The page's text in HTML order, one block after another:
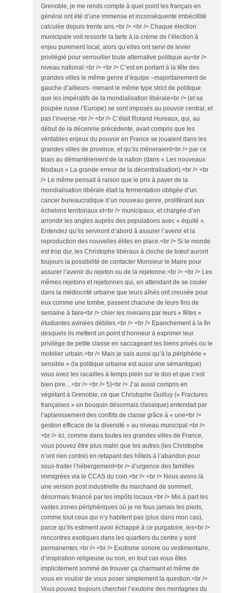
Grenoble, je me rends compte à quel point les français en
général ont été d’une immense et inconséquente imbécillité
calculée depuis trente ans.<br /> <br /> Chaque élection
municipale voit ressortir la tarte à la crème de l’élection à
enjeu purement local, alors qu’elles ont servi de levier
privilégié pour verrouiller toute alternative politique au<br />
niveau national.<br /> <br /> C’est en portant à la tête des
grandes villes le même genre d’équipe –majoritairement de
gauche d’ailleurs- menant le même type strict de politique
que les impératifs de la mondialisation libérale<br /> (et sa
poupée russe l’Europe) se sont imposés au pouvoir central, et
pas l’inverse.<br /> <br /> C’était Roland Hureaux, qui, au
début de la décennie précédente, avait compris que les
véritables enjeux du pouvoir en France se jouaient dans les
grandes villes de province, et qu’ils mèneraient<br /> par ce
biais au démantèlement de la nation (dans « Les nouveaux
féodaux » La grande erreur de la décentralisation).<br /> <br
/> Le même pensait à raison que le prix à payer de la
mondialisation libérale était la fermentation obligée d’un
cancer bureaucratique d’un nouveau genre, proliférant aux
échelons territoriaux et<br /> municipaux, et chargée d’en
arrondir les angles auprès des populations avec « équité ».
Entendez qu’ils serviront d’abord à assurer l’avenir et la
reproduction des nouvelles élites en place.<br /> Si le monde
est trop dur, les Christophe libéraux à cloche de bœuf auront
toujours la possibilité de contacter Monsieur le Maire pour
assurer l’avenir du rejeton ou de la rejetonne.<br /> <br /> Les
mêmes rejetons et rejetonnes qui, en attendant de se couler
dans la médiocrité urbaine que leurs aînés ont creusée pour
eux comme une tombe, passent chacune de leurs fins de
semaine à faire<br /> chier les riverains par leurs « fêtes »
étudiantes avinées débiles.<br /> <br /> Epanchement à la fin
desquels ils mettent un point d’honneur à exprimer leur
privilège de petite classe en saccageant les biens privés ou le
mobilier urbain.<br /> Mais je sais aussi qu’à la périphérie «
sensible » (la politique urbaine est aussi une sémantique)
vous avez les racailles à temps plein sur le dos et que c’est
bien pire…<br /> <br /> 5)<br /> J’ai aussi compris en
végétant à Grenoble, ce que Christophe Guilluy (« Fractures
françaises » un bouquin désormais classique) entendait par
l’aplanissement des conflits de classe grâce à « une<br />
gestion efficace de la diversité » au niveau municipal.<br />
<br /> Ici, comme dans toutes les grandes villes de France,
vous pouvez être plus malin que les autres (les Christophe
n’ont rien contre) en retapant des hôtels à l’abandon pour
sous-traiter l’hébergement<br /> d’urgence des familles
immigrées via le CCAS du coin.<br /> <br /> Nous avons là
une version post industrielle du marchand de sommeil,
désormais financé par les impôts locaux.<br /> Mis à part les
vastes zones périphériques où je ne fous jamais les pieds,
comme tout ceux qui n’y habitent pas (plus dans mon cas),
parce qu’ils estiment avoir échappé à ce purgatoire, les<br />
rencontres exotiques dans les quartiers du centre y sont
permanentes.<br /> <br /> Exotisme sonore ou vestimentaire,
d’inspiration religieuse ou non, en tout cas vous êtes
implicitement sommé de trouver ça charmant et même de
vous en vouloir de vous poser simplement la question.<br />
Vous pouvez toujours chercher l’exutoire des montagnes du